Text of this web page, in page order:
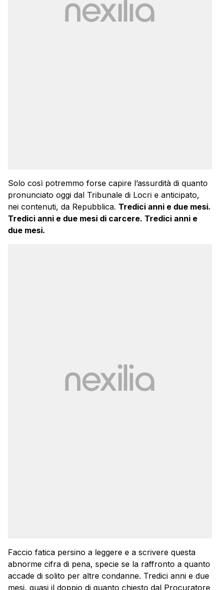
Solo così potremmo forse capire l’assurdità di quanto
pronunciato oggi dal Tribunale di Locri e anticipato,
nei contenuti, da Repubblica. Tredici anni e due mesi.
Tredici anni e due mesi di carcere. Tredici anni e
due mesi.
Faccio fatica persino a leggere e a scrivere questa
abnorme cifra di pena, specie se la raffronto a quanto
accade di solito per altre condanne. Tredici anni e due
mesi, quasi il doppio di quanto chiesto dal Procuratore